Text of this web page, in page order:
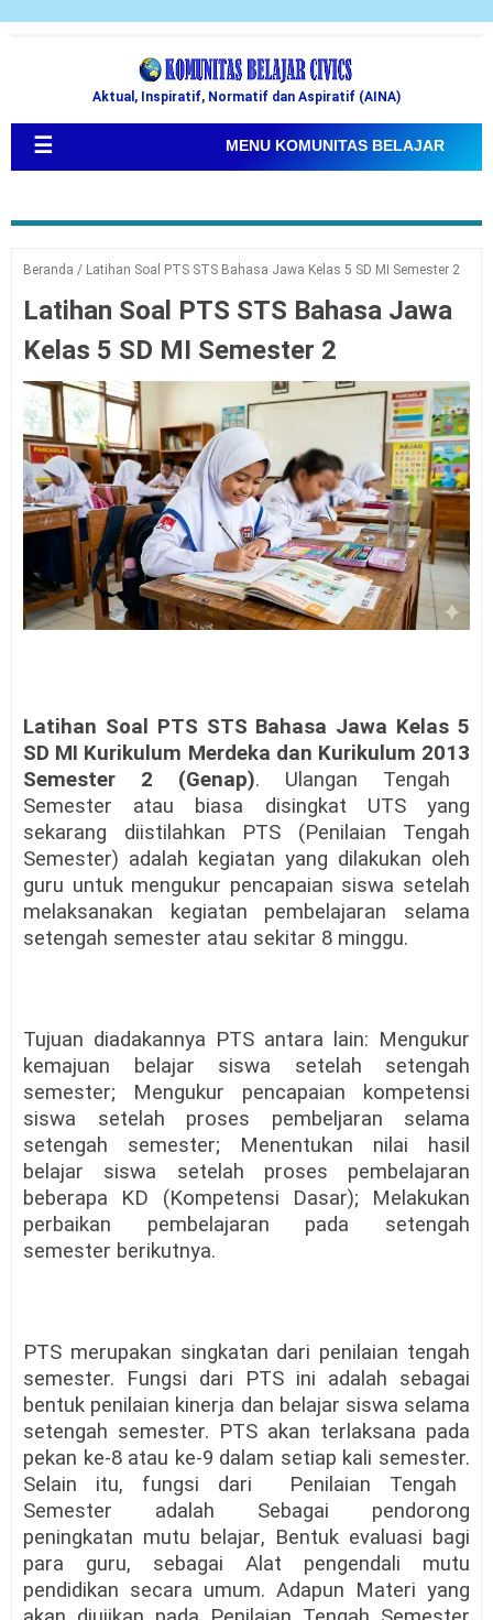
Aktual, Inspiratif, Normatif dan Aspiratif (AINA)
☰ MENU KOMUNITAS BELAJAR
Beranda / Latihan Soal PTS STS Bahasa Jawa Kelas 5 SD MI Semester 2
Latihan Soal PTS STS Bahasa Jawa
Kelas 5 SD MI Semester 2
Latihan Soal PTS STS Bahasa Jawa Kelas 5
SD MI Kurikulum Merdeka dan Kurikulum 2013
Semester 2 (Genap). Ulangan Tengah
Semester atau biasa disingkat
UTS
yang
sekarang diistilahkan PTS (Penilaian Tengah
Semester) adalah kegiatan yang dilakukan oleh
guru untuk mengukur pencapaian siswa setelah
melaksanakan kegiatan pembelajaran selama
setengah semester atau sekitar 8 minggu.
Tujuan diadakannya PTS antara lain: Mengukur
kemajuan belajar siswa setelah setengah
semester; Mengukur pencapaian kompetensi
siswa setelah proses pembeljaran selama
setengah semester; Menentukan nilai hasil
belajar siswa setelah proses pembelajaran
beberapa KD (Kompetensi Dasar); Melakukan
perbaikan pembelajaran pada setengah
semester berikutnya.
PTS merupakan singkatan dari penilaian tengah
semester. Fungsi dari PTS ini adalah sebagai
bentuk penilaian kinerja dan belajar siswa selama
setengah semester. PTS akan terlaksana pada
pekan ke-8 atau ke-9 dalam setiap kali semester.
Selain itu, fungsi dari Penilaian Tengah
Semester adalah Sebagai pendorong
peningkatan mutu belajar, Bentuk evaluasi bagi
para guru, sebagai Alat pengendali mutu
pendidikan secara umum. Adapun Materi yang